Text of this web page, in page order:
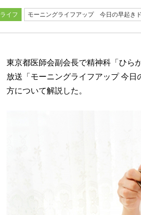
ライフ モーニングライフアップ 今日の早起き
東京都医師会副会長で精神科「ひら
放送「モーニングライフアップ 今
方について解説した。